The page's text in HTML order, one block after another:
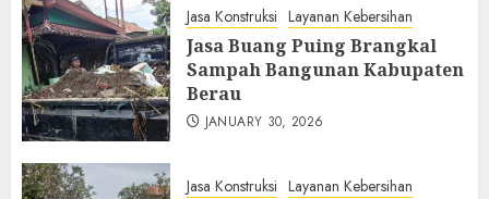
Jasa Konstruksi Layanan Kebersihan
Jasa Buang Puing Brangkal
Sampah Bangunan Kabupaten
Berau
JANUARY 30, 2026
Jasa Konstruksi Layanan Kebersihan